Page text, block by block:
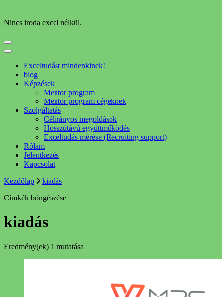
Nincs iroda excel nélkül.
Exceltudást mindenkinek!
blog
Képzések
Mentor program
Mentor program cégeknek
Szolgáltatás
Célirányos megoldások
Hosszútávú együttműködés
Exceltudás mérése (Recruiting support)
Rólam
Jelentkezés
Kapcsolat
Kezdőlap
kiadás
Címkék böngészése
kiadás
Eredmény(ek) 1 mutatása